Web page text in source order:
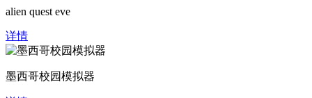
alien quest eve
详情
墨西哥校园模拟器